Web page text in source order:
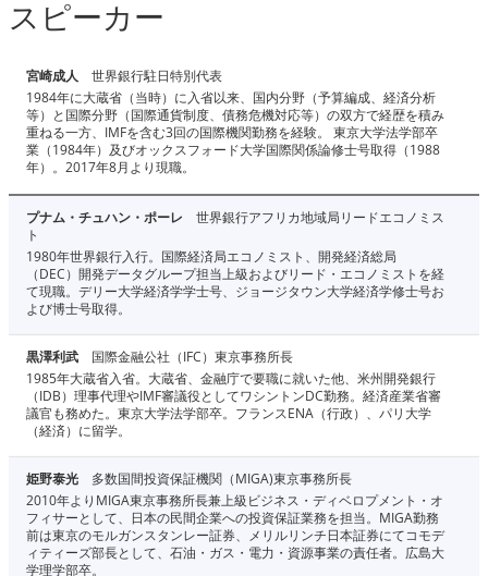
スピーカー
宮崎成人 世界銀行駐日特別代表
1984年に大蔵省（当時）に入省以来、国内分野（予算編成、経済分析
等）と国際分野（国際通貨制度、債務危機対応等）の双方で経歴を積み
重ねる一方、IMFを含む3回の国際機関勤務を経験。 東京大学法学部卒
業（1984年）及びオックスフォード大学国際関係論修士号取得（1988
年）。2017年8月より現職。
プナム・チュハン・ポーレ 世界銀行アフリカ地域局リードエコノミス
ト
1980年世界銀行入行。国際経済局エコノミスト、開発経済総局
（DEC）開発データグループ担当上級およびリード・エコノミストを経
て現職。デリー大学経済学学士号、ジョージタウン大学経済学修士号お
よび博士号取得。
黒澤利武 国際金融公社（IFC）東京事務所長
1985年大蔵省入省。大蔵省、金融庁で要職に就いた他、米州開発銀行
（IDB）理事代理やIMF審議役としてワシントンDC勤務。経済産業省審
議官も務めた。東京大学法学部卒。フランスENA（行政）、パリ大学
（経済）に留学。
姫野泰光 多数国間投資保証機関（MIGA)東京事務所長
2010年よりMIGA東京事務所長兼上級ビジネス・ディベロプメント・オ
フィサーとして、日本の民間企業への投資保証業務を担当。MIGA勤務
前は東京のモルガンスタンレー証券、メリルリンチ日本証券にてコモデ
ィティーズ部長として、石油・ガス・電力・資源事業の責任者。広島大
学理学部卒。